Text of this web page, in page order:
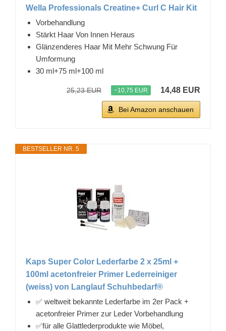
Wella Professionals Creatine+ Curl C Hair Kit
Vorbehandlung
Stärkt Haar Von Innen Heraus
Glänzenderes Haar Mit Mehr Schwung Für
Umformung
30 ml+75 ml+100 ml
25,23 EUR −10,75 EUR 14,48 EUR
Bei Amazon anschauen
BESTSELLER NR. 5
Kaps Super Color Lederfarbe 2 x 25ml +
100ml acetonfreier Primer Lederreiniger
(weiss) von Langlauf Schuhbedarf®
✅ weltweit bekannte Lederfarbe im 2er Pack +
acetonfreier Primer zur Leder Vorbehandlung
✅für alle Glattlederprodukte wie Möbel,